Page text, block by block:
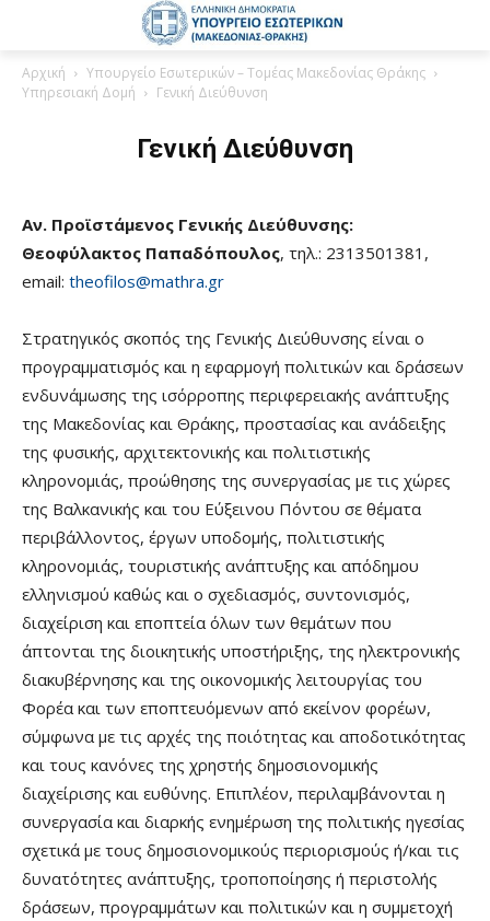
Αρχική
Υπουργείο Εσωτερικών – Τομέας Μακεδονίας Θράκης
Υπηρεσιακή Δομή
Γενική Διεύθυνση
Γενική Διεύθυνση
Αν. Προϊστάμενος Γενικής Διεύθυνσης:
Θεοφύλακτος Παπαδόπουλος, τηλ.: 2313501381,
email: theofilos@mathra.gr
Στρατηγικός σκοπός της Γενικής Διεύθυνσης είναι ο
προγραμματισμός και η εφαρμογή πολιτικών και δράσεων
ενδυνάμωσης της ισόρροπης περιφερειακής ανάπτυξης
της Μακεδονίας και Θράκης, προστασίας και ανάδειξης
της φυσικής, αρχιτεκτονικής και πολιτιστικής
κληρονομιάς, προώθησης της συνεργασίας με τις χώρες
της Βαλκανικής και του Εύξεινου Πόντου σε θέματα
περιβάλλοντος, έργων υποδομής, πολιτιστικής
κληρονομιάς, τουριστικής ανάπτυξης και απόδημου
ελληνισμού καθώς και ο σχεδιασμός, συντονισμός,
διαχείριση και εποπτεία όλων των θεμάτων που
άπτονται της διοικητικής υποστήριξης, της ηλεκτρονικής
διακυβέρνησης και της οικονομικής λειτουργίας του
Φορέα και των εποπτευόμενων από εκείνον φορέων,
σύμφωνα με τις αρχές της ποιότητας και αποδοτικότητας
και τους κανόνες της χρηστής δημοσιονομικής
διαχείρισης και ευθύνης. Επιπλέον, περιλαμβάνονται η
συνεργασία και διαρκής ενημέρωση της πολιτικής ηγεσίας
σχετικά με τους δημοσιονομικούς περιορισμούς ή/και τις
δυνατότητες ανάπτυξης, τροποποίησης ή περιστολής
δράσεων, προγραμμάτων και πολιτικών και η συμμετοχή